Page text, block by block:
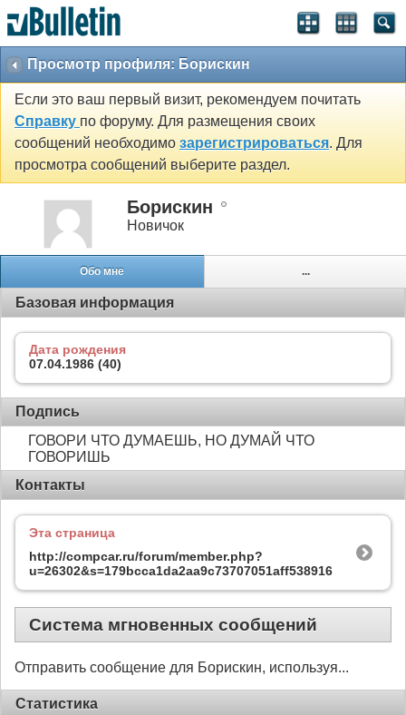
Просмотр профиля: Борискин
Если это ваш первый визит, рекомендуем почитать
Справку по форуму. Для размещения своих
сообщений необходимо зарегистрироваться. Для
просмотра сообщений выберите раздел.
Борискин
Новичок
Обо мне ...
Базовая информация
Дата рождения
07.04.1986 (40)
Подпись
ГОВОРИ ЧТО ДУМАЕШЬ, НО ДУМАЙ ЧТО
ГОВОРИШЬ
Контакты
Эта страница
http://compcar.ru/forum/member.php?
u=26302&s=179bcca1da2aa9c73707051aff538916
Система мгновенных сообщений
Отправить сообщение для Борискин, используя...
Статистика